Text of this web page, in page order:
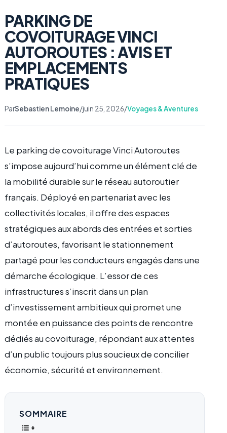
PARKING DE
COVOITURAGE VINCI
AUTOROUTES : AVIS ET
EMPLACEMENTS
PRATIQUES
ParSebastien Lemoine/juin 25, 2026/Voyages & Aventures
Le parking de covoiturage Vinci Autoroutes
s’impose aujourd’hui comme un élément clé de
la mobilité durable sur le réseau autoroutier
français. Déployé en partenariat avec les
collectivités locales, il offre des espaces
stratégiques aux abords des entrées et sorties
d’autoroutes, favorisant le stationnement
partagé pour les conducteurs engagés dans une
démarche écologique. L’essor de ces
infrastructures s’inscrit dans un plan
d’investissement ambitieux qui promet une
montée en puissance des points de rencontre
dédiés au covoiturage, répondant aux attentes
d’un public toujours plus soucieux de concilier
économie, sécurité et environnement.
SOMMAIRE